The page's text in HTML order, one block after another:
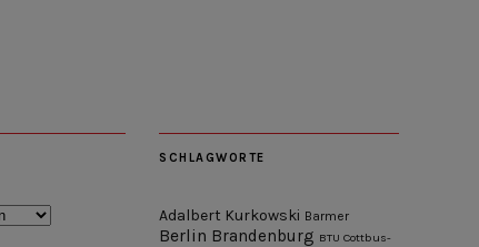
SCHLAGWORTE
Adalbert Kurkowski Barmer
Berlin Brandenburg BTU Cottbus-